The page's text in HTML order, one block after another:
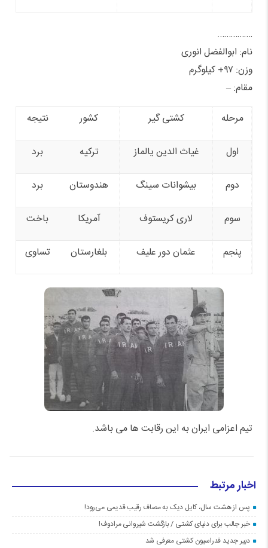
…………….
نام: ابوالفضل انوری
وزن: ۹۷+ کیلوگرم
مقام: –
مرحله
کشتی گیر کشور نتیجه
اول غیاث الدین یالماز ترکیه برد
دوم بیشوانات سینگ هندوستان برد
سوم لاری کریستوف آمریکا باخت
پنجم عثمان دور علیف بلغارستان تساوی
تیم اعزامی ایران به این رقابت ها می باشد.
اخبار مرتبط
پس از هشت سال، کایل دیک به مصاف رقیب قدیمی می‌رود!
خبر جالب برای دنیای کشتی / بازگشت شیروانی مرادوف!
دبیر جدید فدراسیون کشتی معرفی شد